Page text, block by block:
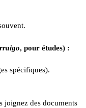
, pour études) :
spécifiques).
joignez des documents